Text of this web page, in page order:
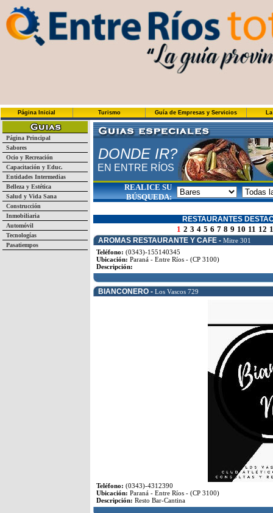
Página Inicial Turismo Guía de Empresas y Servicios
Página Principal
Sabores
Ocio y Recreación
Capacitación y Educ.
Entidades Intermedias
Belleza y Estética
Salud y Vida Sana
Construcción
Inmobiliaria
Automóvil
Tecnologías
Pasatiempos
DONDE IR?
EN ENTRE RÍOS
REALICE SU
BÚSQUEDA:
RESTAURANTES
1 2 3 4 5 6 7 8 9 10 11 12
AROMAS RESTAURANTE Y CAFE - Mitre 301
Teléfono: (0343)-155140345
Ubicación: Paraná - Entre Ríos - (CP 3100)
Descripción:
BIANCONERO - Los Vascos 729
Teléfono: (0343)-4312390
Ubicación: Paraná - Entre Ríos - (CP 3100)
Descripción: Resto Bar-Cantina